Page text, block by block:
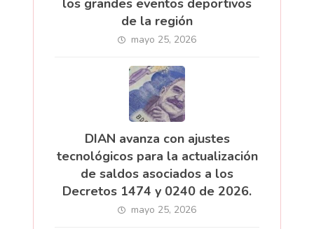
los grandes eventos deportivos
de la región
mayo 25, 2026
DIAN avanza con ajustes
tecnológicos para la actualización
de saldos asociados a los
Decretos 1474 y 0240 de 2026.
mayo 25, 2026